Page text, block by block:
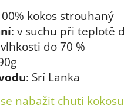
kokos strouhaný
: v suchu při teplotě
do 70 %
: Srí Lanka
nabažit chuti